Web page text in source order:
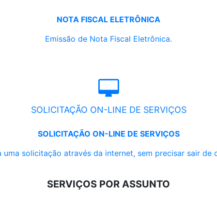
NOTA FISCAL ELETRÔNICA
Emissão de Nota Fiscal Eletrônica.
SOLICITAÇÃO ON-LINE DE SERVIÇOS
SOLICITAÇÃO ON-LINE DE SERVIÇOS
uma solicitação através da internet, sem precisar sair de
SERVIÇOS POR ASSUNTO